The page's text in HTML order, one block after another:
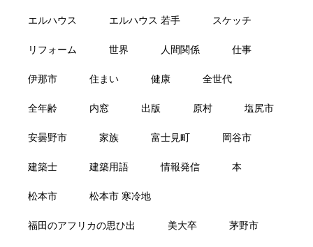
エルハウス エルハウス 若手 スケッチ
リフォーム 世界 人間関係 仕事
伊那市 住まい 健康 全世代
全年齢 内窓 出版 原村 塩尻市
安曇野市 家族 富士見町 岡谷市
建築士 建築用語 情報発信 本
松本市 松本市 寒冷地
福田のアフリカの思ひ出 美大卒 茅野市